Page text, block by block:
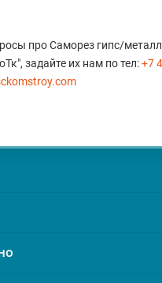
про Саморез гипс/
задайте их нам по тел:+7